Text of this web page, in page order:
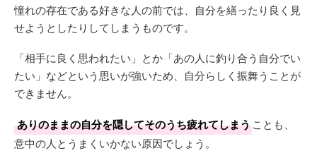
憧れの存在である好きな人の前では、自分を繕ったり良く見
せようとしたりしてしまうものです。
「相手に良く思われたい」とか「あの人に釣り合う自分でい
たい」などという思いが強いため、自分らしく振舞うことが
できません。
ありのままの自分を隠してそのうち疲れてしまうことも、
意中の人とうまくいかない原因でしょう。